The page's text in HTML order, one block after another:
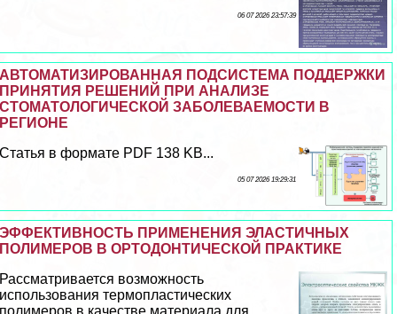
06 07 2026 23:57:39
АВТОМАТИЗИРОВАННАЯ ПОДСИСТЕМА ПОДДЕРЖКИ
ПРИНЯТИЯ РЕШЕНИЙ ПРИ АНАЛИЗЕ
СТОМАТОЛОГИЧЕСКОЙ ЗАБОЛЕВАЕМОСТИ В
РЕГИОНЕ
Статья в формате PDF 138 KB...
05 07 2026 19:29:31
ЭФФЕКТИВНОСТЬ ПРИМЕНЕНИЯ ЭЛАСТИЧНЫХ
ПОЛИМЕРОВ В ОРТОДОНТИЧЕСКОЙ ПРАКТИКЕ
Рассматривается возможность
использования термопластических
полимеров в качестве материала для